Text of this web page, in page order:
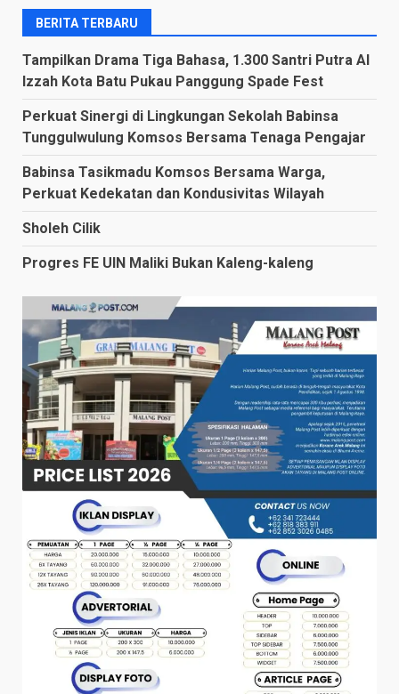
BERITA TERBARU
Tampilkan Drama Tiga Bahasa, 1.300 Santri Putra Al
Izzah Kota Batu Pukau Panggung Spade Fest
Perkuat Sinergi di Lingkungan Sekolah Babinsa
Tunggulwulung Komsos Bersama Tenaga Pengajar
Babinsa Tasikmadu Komsos Bersama Warga,
Perkuat Kedekatan dan Kondusivitas Wilayah
Sholeh Cilik
Progres FE UIN Maliki Bukan Kaleng-kaleng